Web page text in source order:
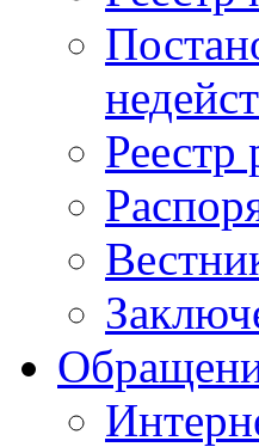
Реестр